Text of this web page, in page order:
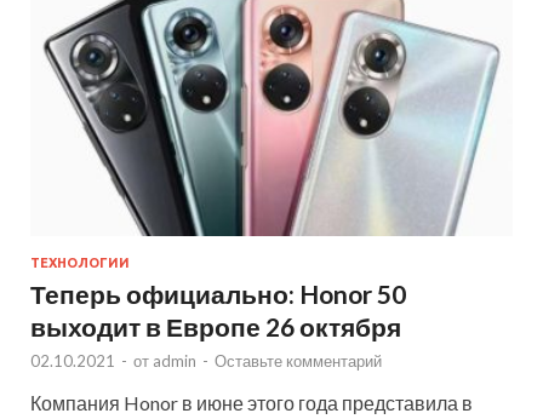
ТЕХНОЛОГИИ
Теперь официально: Honor 50
выходит в Европе 26 октября
02.10.2021 - от admin - Оставьте комментарий
Компания Honor в июне этого года представила в